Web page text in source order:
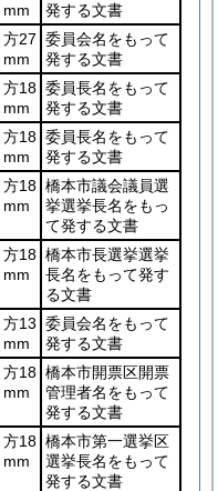
mm
発する文書
方27
mm
委員会名をもって
発する文書
方18
mm
委員長名をもって
発する文書
方18
mm
委員長名をもって
発する文書
方18
mm
橋本市議会議員選
挙選挙長名をもっ
て発する文書
方18
mm
橋本市長選挙選挙
長名をもって発す
る文書
方13
mm
委員会名をもって
発する文書
方18
mm
橋本市開票区開票
管理者名をもって
発する文書
方18
mm
橋本市第一選挙区
選挙長名をもって
発する文書